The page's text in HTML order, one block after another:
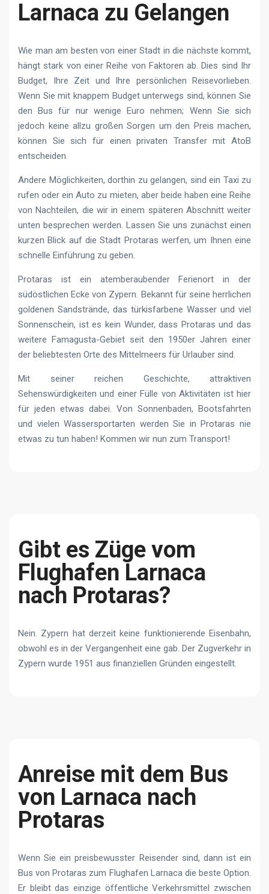
Larnaca zu Gelangen
Wie man am besten von einer Stadt in die nächste kommt,
hängt stark von einer Reihe von Faktoren ab. Dies sind Ihr
Budget, Ihre Zeit und Ihre persönlichen Reisevorlieben.
Wenn Sie mit knappem Budget unterwegs sind, können Sie
den Bus für nur wenige Euro nehmen; Wenn Sie sich
jedoch keine allzu großen Sorgen um den Preis machen,
können Sie sich für einen privaten Transfer mit AtoB
entscheiden.
Andere Möglichkeiten, dorthin zu gelangen, sind ein Taxi zu
rufen oder ein Auto zu mieten, aber beide haben eine Reihe
von Nachteilen, die wir in einem späteren Abschnitt weiter
unten besprechen werden. Lassen Sie uns zunächst einen
kurzen Blick auf die Stadt Protaras werfen, um Ihnen eine
schnelle Einführung zu geben.
Protaras ist ein atemberaubender Ferienort in der
südöstlichen Ecke von Zypern. Bekannt für seine herrlichen
goldenen Sandstrände, das türkisfarbene Wasser und viel
Sonnenschein, ist es kein Wunder, dass Protaras und das
weitere Famagusta-Gebiet seit den 1950er Jahren einer
der beliebtesten Orte des Mittelmeers für Urlauber sind.
Mit seiner reichen Geschichte, attraktiven
Sehenswürdigkeiten und einer Fülle von Aktivitäten ist hier
für jeden etwas dabei. Von Sonnenbaden, Bootsfahrten
und vielen Wassersportarten werden Sie in Protaras nie
etwas zu tun haben! Kommen wir nun zum Transport!
Gibt es Züge vom
Flughafen Larnaca
nach Protaras?
Nein. Zypern hat derzeit keine funktionierende Eisenbahn,
obwohl es in der Vergangenheit eine gab. Der Zugverkehr in
Zypern wurde 1951 aus finanziellen Gründen eingestellt.
Anreise mit dem Bus
von Larnaca nach
Protaras
Wenn Sie ein preisbewusster Reisender sind, dann ist ein
Bus von Protaras zum Flughafen Larnaca die beste Option.
Er bleibt das einzige öffentliche Verkehrsmittel zwischen